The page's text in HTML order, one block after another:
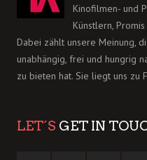
Kinofilmen- und
Künstlern,
Dabei zählt unsere Meinung,
unabhängig, frei und hungrig
zu bieten hat. Sie liegt uns zu
LET´S GET IN